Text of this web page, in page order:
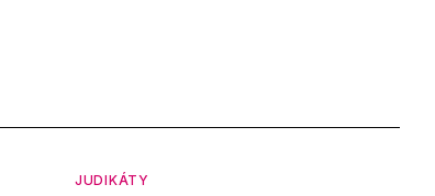
JUDIKÁTY